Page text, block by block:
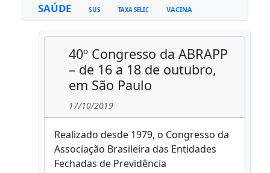
SAÚDE SUS TAXA SELIC VACINA
40º Congresso da ABRAPP
– de 16 a 18 de outubro,
em São Paulo
17/10/2019
Realizado desde 1979, o Congresso da
Associação Brasileira das Entidades
Fechadas de Previdência